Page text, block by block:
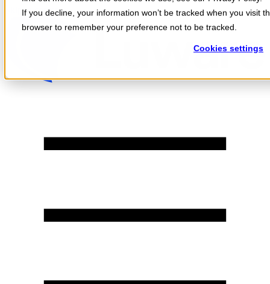
If you decline, your information won’t be tracked when you visit
browser to remember your preference not to be tracked.
Cookies settings
Skip to content